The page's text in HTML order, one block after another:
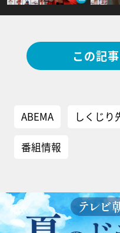
この記
ABEMA しくじり
番組情報